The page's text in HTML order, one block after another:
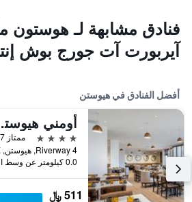
فنادق مشابهة لـ هوستون
آيربورت آت جورج بوش
أفضل الفنادق في هيوستن
4 نجوم
ممتاز 8.7
0.0 كيلومتر عن وسط المدينة
511 ﷼